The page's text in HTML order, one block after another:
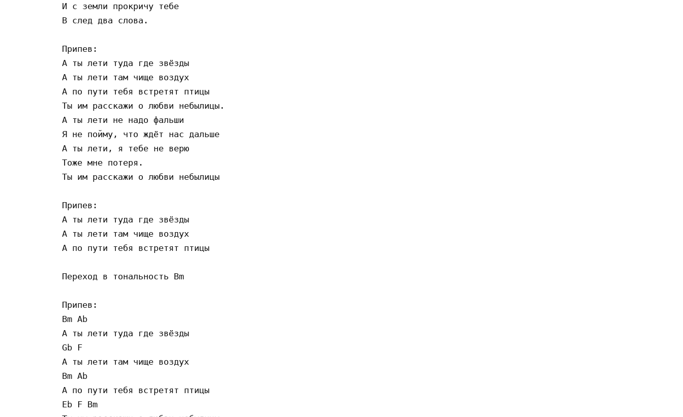
И с земли прокричу тебе
В след два слова.
Припев:
А ты лети туда где звёзды
А ты лети там чище воздух
А по пути тебя встретят птицы
Ты им расскажи о любви небылицы.
А ты лети не надо фальши
Я не пойму, что ждёт нас дальше
А ты лети, я тебе не верю
Тоже мне потеря.
Ты им расскажи о любви небылицы
Припев:
А ты лети туда где звёзды
А ты лети там чище воздух
А по пути тебя встретят птицы
Переход в тональность Bm
Припев:
Bm Ab
А ты лети туда где звёзды
Gb F
А ты лети там чище воздух
Bm Ab
А по пути тебя встретят птицы
Eb F Bm